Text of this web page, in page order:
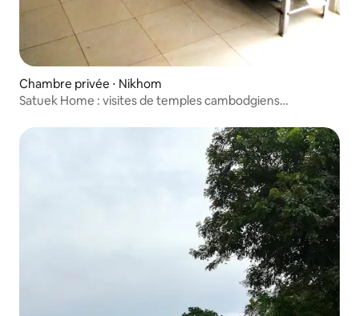
Chambre privée ⋅ Nikhom
Satuek Home : visites de temples cambodgiens